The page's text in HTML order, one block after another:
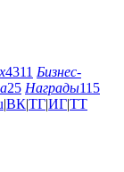
4311 Бизнес-
25 Награды115
|ВК|ТГ|ИГ|ТТ